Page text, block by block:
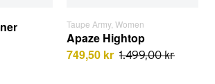
Taupe Army, Women
Apaze Hightop
749,50 kr 1.499,00 kr